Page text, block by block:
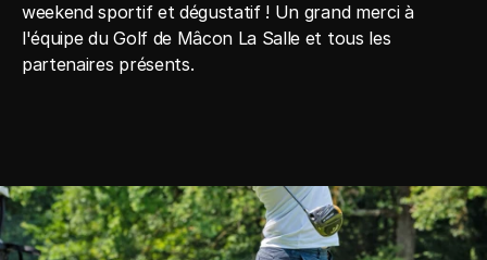
weekend sportif et dégustatif ! Un grand merci à
l'équipe du Golf de Mâcon La Salle et tous les
partenaires présents.